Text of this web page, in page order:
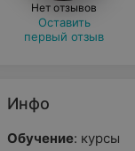
Нет отзывов
Оставить
первый отзыв
Инфо
Обучение: курсы